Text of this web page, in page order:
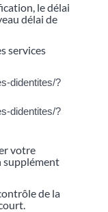
le délai
délai de
services
didentites/?
didentites/?
votre
supplément
de la